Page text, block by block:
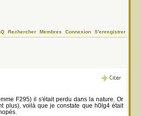
Rechercher Membres Connexion S'enregistrer
F295) il s'était perdu dans la nature. Or
plus), voilà que je constate que h0lg4 était